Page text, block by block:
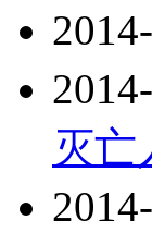
灭亡